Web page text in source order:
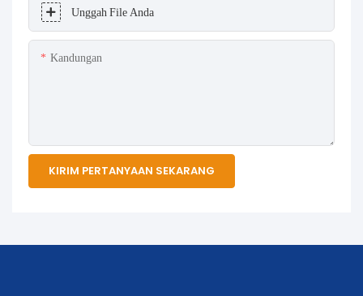
Unggah File Anda
Kandungan
KIRIM PERTANYAAN SEKARANG